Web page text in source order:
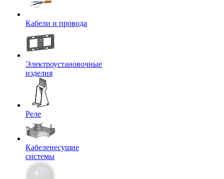
Кабели и провода
Электроустановочные
изделия
Реле
Кабеленесущие
системы